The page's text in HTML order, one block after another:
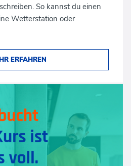
So kannst du einen
Wetterstation oder
ERFAHREN